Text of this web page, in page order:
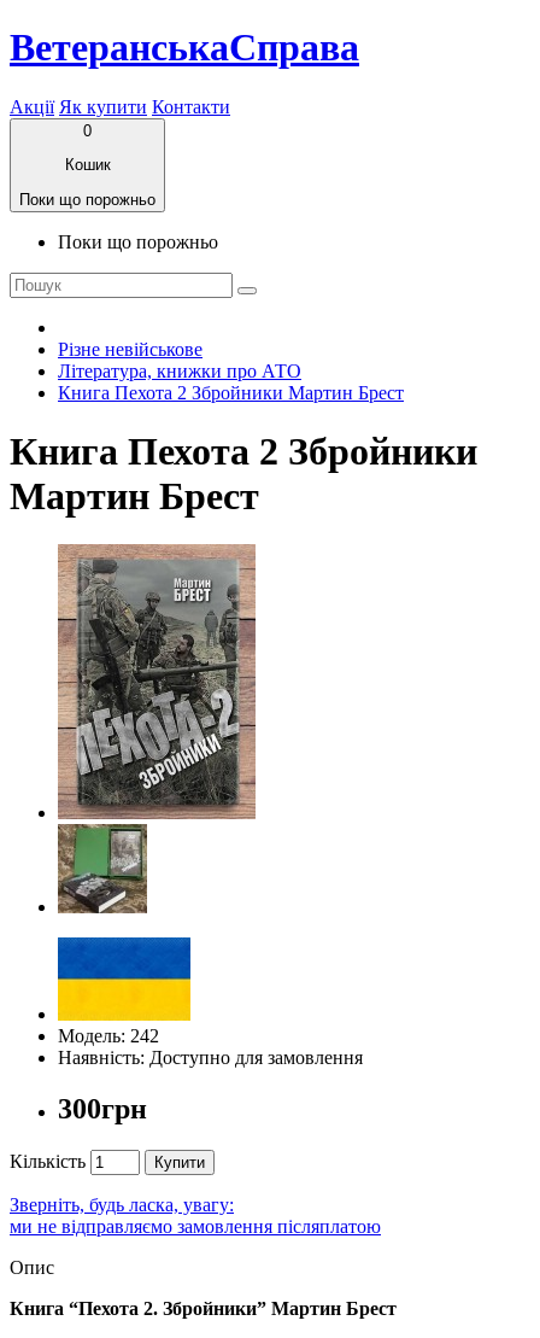
ВетеранськаСправа
Акції Як купити Контакти
0
Кошик
Поки що порожньо
Поки що порожньо
Різне невійськове
Література, книжки про АТО
Книга Пехота 2 Збройники Мартин Брест
Книга Пехота 2 Збройники
Мартин Брест
Модель: 242
Наявність: Доступно для замовлення
300грн
Кількість Купити
Зверніть, будь ласка, увагу:
ми не відправляємо замовлення післяплатою
Опис
Книга “Пехота 2. Збройники” Мартин Брест